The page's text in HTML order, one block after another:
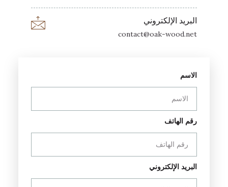
البريد الإلكتروني
contact@oak-wood.net
الاسم
رقم الهاتف
البريد الإلكتروني